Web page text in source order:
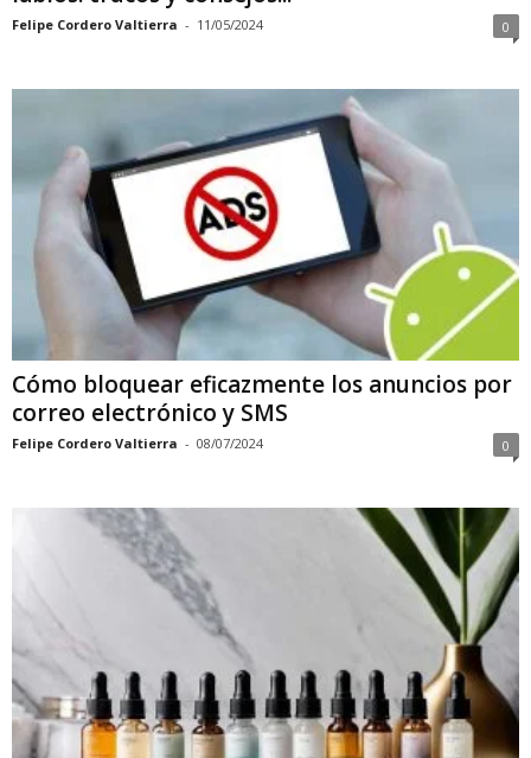
Felipe Cordero Valtierra - 11/05/2024 0
Cómo bloquear eficazmente los anuncios por
correo electrónico y SMS
Felipe Cordero Valtierra - 08/07/2024 0